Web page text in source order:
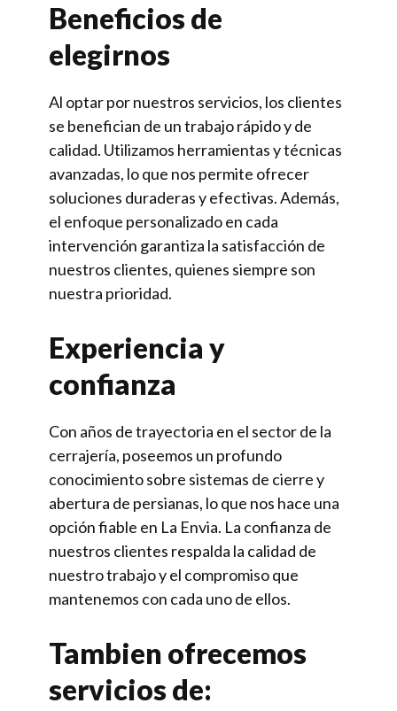
Beneficios de
elegirnos
Al optar por nuestros servicios, los clientes
se benefician de un trabajo rápido y de
calidad. Utilizamos herramientas y técnicas
avanzadas, lo que nos permite ofrecer
soluciones duraderas y efectivas. Además,
el enfoque personalizado en cada
intervención garantiza la satisfacción de
nuestros clientes, quienes siempre son
nuestra prioridad.
Experiencia y
confianza
Con años de trayectoria en el sector de la
cerrajería, poseemos un profundo
conocimiento sobre sistemas de cierre y
abertura de persianas, lo que nos hace una
opción fiable en La Envia. La confianza de
nuestros clientes respalda la calidad de
nuestro trabajo y el compromiso que
mantenemos con cada uno de ellos.
Tambien ofrecemos
servicios de: